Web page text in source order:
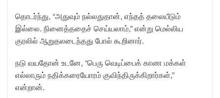
தொடர்ந்து, “அதுவும் நல்லதுதான், எந்தத் தலையீடும்
இல்லை. நினைத்ததைச் செய்யலாம்,” என்று மெல்லிய
குரலில் ஆறுதலடைந்தது போல் கூறினார்.
நடு வயதோன் உடனே, “பெரு வெடிப்பைக் காண மக்கள்
எல்லாரும் நதிக்கரையோரம் குவிந்திருக்கிறார்கள்,”
என்றான்.